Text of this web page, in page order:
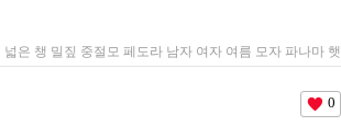
은 챙 밀짚 중절모 페도라 남자 여자 여름 모자 파나마 햇
0